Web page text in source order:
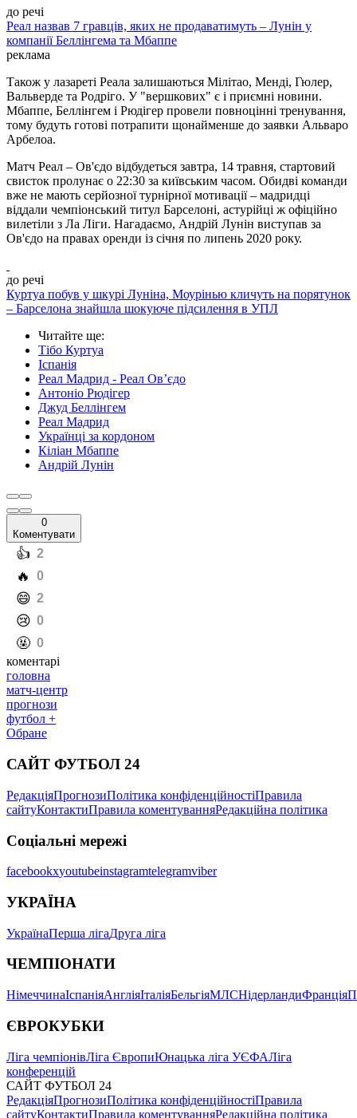
до речі
Реал назвав 7 гравців, яких не продаватимуть – Лунін у
компанії Беллінгема та Мбаппе
реклама
Також у лазареті Реала залишаються Мілітао, Менді, Гюлер,
Вальверде та Родріго. У "вершкових" є і приємні новини.
Мбаппе, Беллінгем і Рюдігер провели повноцінні тренування,
тому будуть готові потрапити щонайменше до заявки Альваро
Арбелоа.
Матч Реал – Ов'єдо відбудеться завтра, 14 травня, стартовий
свисток пролунає о 22:30 за київським часом. Обидві команди
вже не мають серйозної турнірної мотивації – мадридці
віддали чемпіонський титул Барселоні, астурійці ж офіційно
вилетіли з Ла Ліги. Нагадаємо, Андрій Лунін виступав за
Ов'єдо на правах оренди із січня по липень 2020 року.
до речі
Куртуа побув у шкурі Луніна, Моурінью кличуть на порятунок
– Барселона знайшла шокуюче підсилення в УПЛ
Читайте ще:
Тібо Куртуа
Іспанія
Реал Мадрид - Реал Ов’єдо
Антоніо Рюдігер
Джуд Беллінгем
Реал Мадрид
Українці за кордоном
Кіліан Мбаппе
Андрій Лунін
0
Коментувати
️👍 2
️🔥 0
️😄 2
️😢 0
️🤬 0
коментарі
головна
матч-центр
прогнози
футбол +
Обране
САЙТ ФУТБОЛ 24
РедакціяПрогнозиПолітика конфіденційностіПравила
сайтуКонтактиПравила коментуванняРедакційна політика
Соціальні мережі
facebookxyoutubeinstagramtelegramviber
УКРАЇНА
УкраїнаПерша лігаДруга ліга
ЧЕМПІОНАТИ
НімеччинаІспаніяАнгліяІталіяБельгіяМЛСНідерландиФранція
ЄВРОКУБКИ
Ліга чемпіонівЛіга ЄвропиЮнацька ліга УЄФАЛіга
конференцій
САЙТ ФУТБОЛ 24
РедакціяПрогнозиПолітика конфіденційностіПравила
сайтуКонтактиПравила коментуванняРедакційна політика